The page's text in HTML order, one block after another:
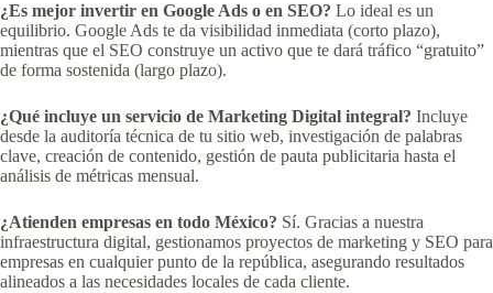
¿Es mejor invertir en Google Ads o en SEO? Lo ideal es un
equilibrio. Google Ads te da visibilidad inmediata (corto plazo),
mientras que el SEO construye un activo que te dará tráfico “gratuito”
de forma sostenida (largo plazo).
¿Qué incluye un servicio de Marketing Digital integral? Incluye
desde la auditoría técnica de tu sitio web, investigación de palabras
clave, creación de contenido, gestión de pauta publicitaria hasta el
análisis de métricas mensual.
¿Atienden empresas en todo México? Sí. Gracias a nuestra
infraestructura digital, gestionamos proyectos de marketing y SEO para
empresas en cualquier punto de la república, asegurando resultados
alineados a las necesidades locales de cada cliente.